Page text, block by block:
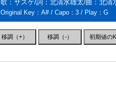
歌：サスケ/詞：北清水雄太/曲：北清
Original Key：A# / Capo：3 / Play：G